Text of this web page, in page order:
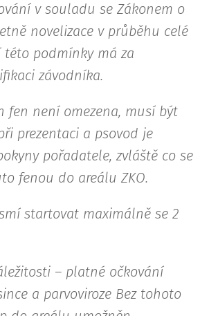
v souladu se Zákonem o
novelizace v průběhu celé
této podmínky má za
závodníka.
fen není omezena, musí být
prezentaci a psovod je
pořadatele, zvláště co se
fenou do areálu ZKO.
startovat maximálně se 2
– platné očkování
a parvoviroze Bez tohoto